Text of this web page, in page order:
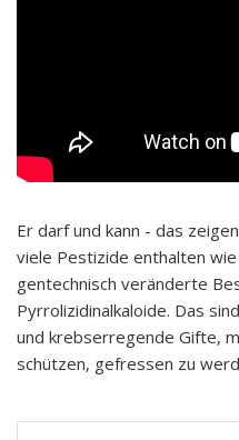
Er darf und kann - das
viele Pestizide enthalten
gentechnisch veränderte
Pyrrolizidinalkaloide. Das
und krebserregende Gifte,
schützen, gefressen zu